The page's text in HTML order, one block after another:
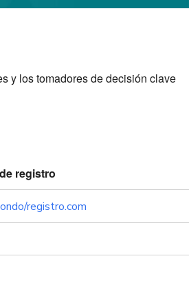
y los tomadores de decisión clave
registro
registro.com